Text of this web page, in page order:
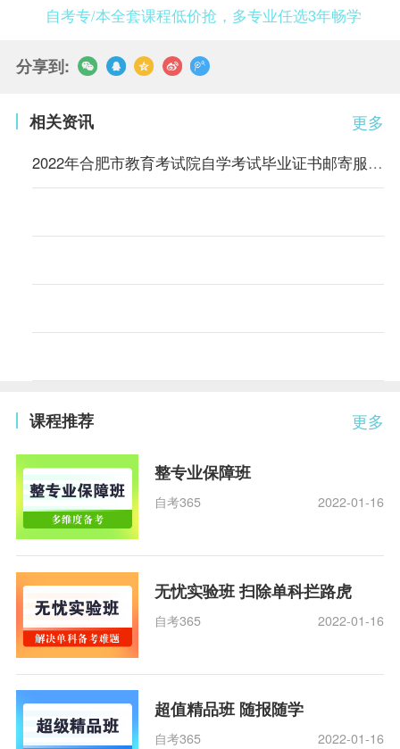
自考专/本全套课程低价抢，多专业任选3年畅学
分享到:
更多
相关资讯
2022年合肥市教育考试院自学考试毕业证书邮寄服务的通知
更多
课程推荐
整专业保障班
自考365 2022-01-16
无忧实验班 扫除单科拦路虎
自考365 2022-01-16
超值精品班 随报随学
自考365 2022-01-16